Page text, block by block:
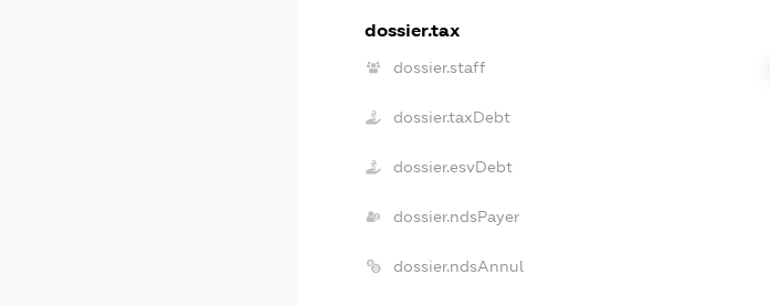
dossier.tax
dossier.staff
dossier.taxDebt
dossier.esvDebt
dossier.ndsPayer
dossier.ndsAnnul